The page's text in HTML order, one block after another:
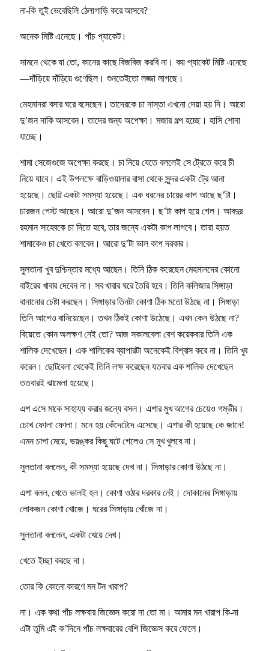
না-কি তুই ভেবেছিলি ঠেলাগাড়ি করে আসবে?
অনেক মিষ্টি এনেছে। পাঁচ প্যাকেট।
সামনে থেকে যা তো, কানের কাছে বিজবিজ করবি না। কয় প্যাকেট মিষ্টি এনেছে
—দাঁড়িয়ে দাঁড়িয়ে গুণেছিল। শুনতেইতো লজ্জা লাগছে।
মেহমানরা বসার ঘরে বসেছেন। তাদেরকে চা নাস্তা এখনো দেয়া হয় নি। আরো
দু’জন নাকি আসবেন। তাদের জন্য অপেক্ষা। মজার গল্প হচ্ছে। হাসি শোনা
যাচ্ছে।
শামা সেজেগুজে অপেক্ষা করছে। চা নিয়ে যেতে বললেই সে ট্রেতে করে চী
নিয়ে যাবে। এই উপলক্ষে বাড়িওয়ালার বাসা থেকে সুন্দর একটা ট্রে আনা
হয়েছে। ছোট্ট একটা সমস্যা হয়েছে। এক ধরনের চায়ের কাপ আছে ছ’টা।
চারজন গেস্ট আছেন। আরো দু’জন আসবেন। ছ’টা কাপ হয়ে গেল। আবদুর
রহমান সাহেবকে চা দিতে হবে, তার জন্যে একটা কাপ লাগবে। তারা হয়ত
শামাকেও চা খেতে বলবেন। আরো দু’টা ভাল কাপ দরকার।
সুলতানা খুব দুশ্চিন্তার মধ্যে আছেন। তিনি ঠিক করেছেন মেহমানদের কোনো
বাইরের খাবার দেবেন না। সব খাবার ঘরে তৈরি হবে। তিনি কলিজার সিঙ্গাড়া
বানানোর চেষ্টা করছেন। সিঙ্গাড়ার তিনটা কোণা ঠিক মতো উঠছে না। সিঙ্গাড়া
তিনি আগেও বানিয়েছেন। তখন ঠিকই কোণা উঠেছে। এখন কেন উঠছে না?
বিয়েতে কোন অলক্ষণ নেই তো? আজ সকালবেলা বেশ কয়েকবার তিনি এক
শালিক দেখেছেন। এক শালিকের ব্যাপারটা অনেকেই বিশ্বাস করে না। তিনি খুব
করেন। ছোটবেলা থেকেই তিনি লক্ষ করেছেন যতবার এক শালিক দেখেছেন
ততবারই ঝামেলা হয়েছে।
এশ এসে মাকে সাহায্য করার জন্যে বসল। এশার মুখ আগের চেয়েও গম্ভীর।
চোখ ফোলা ফোলা। মনে হয় কেঁদেটেদে এসেছে। এশার কী হয়েছে কে জানে!
এমন চাপা মেয়ে, ভয়ঙ্কর কিছু ঘটে গেলেও সে মুখ খুলবে না।
সুলতানা বললেন, কী সমস্যা হয়েছে দেখ না। সিঙ্গাড়ার কোণা উঠছে না।
এশা বলল, খেতে ভালই হল। কোণা ওঠার দরকার নেই। দোকানের সিঙ্গাড়ায়
লোকজন কোণা খোজে। ঘরের সিঙ্গাড়ায় খোঁজে না।
সুলতানা বললেন, একটা খেয়ে দেখ।
খেতে ইচ্ছা করছে না।
তোর কি কোনো কারণে মন টন খারাপ?
না। এক কথা পাঁচ লক্ষবার জিজ্ঞেস করো না তো মা। আমার মন খারাপ কি-না
এটা তুমি এই ক’দিনে পাঁচ লক্ষবারের বেশি জিজ্ঞেস করে ফেলে।